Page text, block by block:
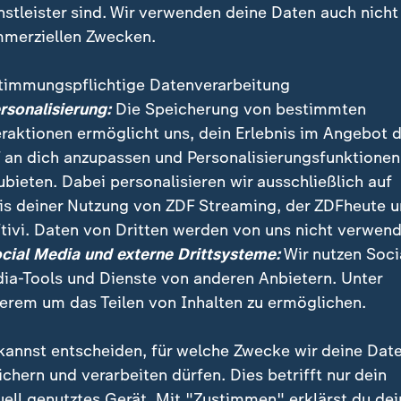
am 14. September in NRW werden nicht
sie gelten auch als Stimmungstest. In
Regierung, das könnte der AfD zugutekommen.
sind. Wir verwenden deine Daten auch nicht
Zwecken.
Datenverarbeitung
Die Speicherung von bestimmten
ermöglicht uns, dein Erlebnis im Angebot
an dich anzupassen und Personalisierungsfunktionen
Dabei personalisieren wir ausschließlich auf
deiner Nutzung von ZDF Streaming, der ZDFheute
Daten von Dritten werden von uns nicht
Media und externe Drittsysteme:Wir nutzen
Tools und Dienste von anderen Anbietern. Unter
um das Teilen von Inhalten zu ermöglichen.
entscheiden, für welche Zwecke wir deine
und verarbeiten dürfen. Dies betrifft nur dein